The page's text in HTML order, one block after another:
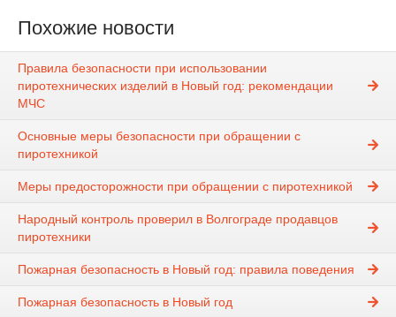
Похожие новости
Правила безопасности при использовании
пиротехнических изделий в Новый год: рекомендации
МЧС
Основные меры безопасности при обращении с
пиротехникой
Меры предосторожности при обращении с пиротехникой
Народный контроль проверил в Волгограде продавцов
пиротехники
Пожарная безопасность в Новый год: правила поведения
Пожарная безопасность в Новый год